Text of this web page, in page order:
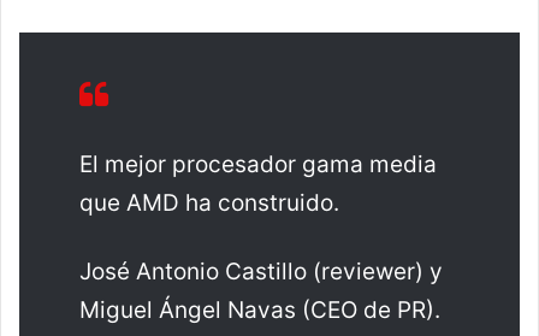
El mejor procesador gama media
que AMD ha construido.
José Antonio Castillo (reviewer) y
Miguel Ángel Navas (CEO de PR).